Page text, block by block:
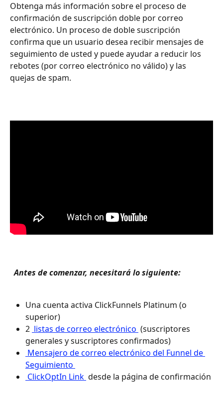
Obtenga más información sobre el proceso de
confirmación de suscripción doble por correo
electrónico. Un proceso de doble suscripción
confirma que un usuario desea recibir mensajes de
seguimiento de usted y puede ayudar a reducir los
rebotes (por correo electrónico no válido) y las
quejas de spam.
Antes de comenzar, necesitará lo siguiente:
Una cuenta activa ClickFunnels Platinum (o
superior)
2 listas de correo electrónico (suscriptores
generales y suscriptores confirmados)
Seguimiento
ClickOptIn Link desde la página de confirmación